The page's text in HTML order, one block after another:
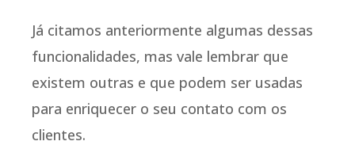
Já citamos anteriormente algumas dessas
funcionalidades, mas vale lembrar que
existem outras e que podem ser usadas
para enriquecer o seu contato com os
clientes.